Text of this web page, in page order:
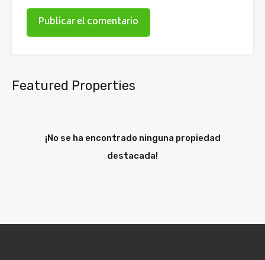
Featured Properties
¡No se ha encontrado ninguna propiedad
destacada!